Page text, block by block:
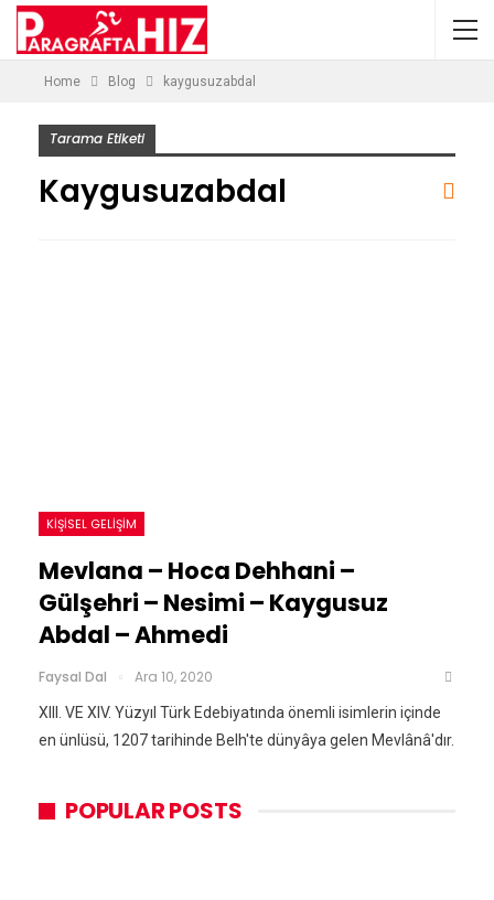
Home Blog kaygusuzabdal
Tarama Etiketi
Kaygusuzabdal
KIŞISEL GELIŞIM
Mevlana – Hoca Dehhani –
Gülşehri – Nesimi – Kaygusuz
Abdal – Ahmedi
Faysal Dal Ara 10, 2020
XIII. VE XIV. Yüzyıl Türk Edebiyatında önemli isimlerin içinde
en ünlüsü, 1207 tarihinde Belh'te dünyâya gelen Mevlânâ'dır.
POPULAR POSTS